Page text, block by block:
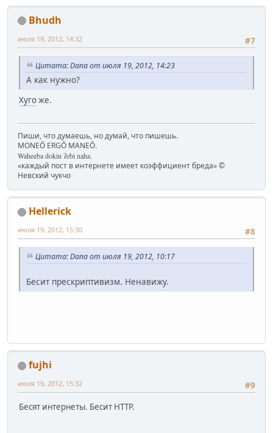
Bhudh
#7
июля 19, 2012, 14:32
Цитата: Dana от июля 19, 2012, 14:23
А как нужно?
Хугоже.
Пиши, что думаешь, но думай, что пишешь.
MONEŌ ERGŌ MANEŌ.
Waheeba dokin ʔebi naha.
«каждый пост в интернете имеет коэффициент бреда» ©
Невский чукчо
Hellerick
#8
июля 19, 2012, 15:30
Цитата: Dana от июля 19, 2012, 10:17
Бесит прескриптивизм. Ненавижу.
fujhi
#9
июля 19, 2012, 15:32
Бесят интернеты. Бесит HTTP.